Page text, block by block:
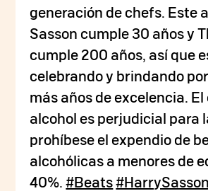
generación de chefs. Este
Sasson cumple 30 años y
cumple 200 años, así que
celebrando y brindando
más años de excelencia. El
alcohol es perjudicial para
prohíbese el expendio de
alcohólicas a menores de
40%.#Beats #HarrySasson